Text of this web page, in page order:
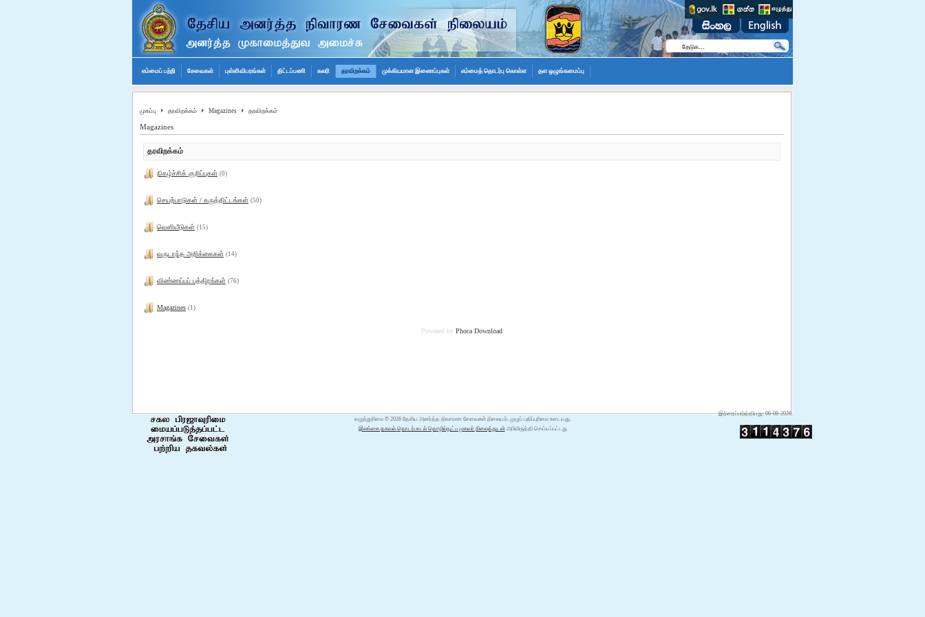
எம்மைப் பற்றி சேவைகள் புள்ளிவிபரங்கள் திட்டப்பணி கலரி தரவிறக்கம் முக்கியமான இணைப்புகள் எம்மைத் தொடர்பு கொள்ள தள ஒழுங்கமைப்பு
முகப்பு தரவிறக்கம் Magazines தரவிறக்கம்
Magazines
தரவிறக்கம்
நிகழ்ச்சிக் குறிப்புகள் (0)
செயற்பாடுகள் / கருத்திட்டங்கள் (50)
வெளியீடுகள் (15)
வருடாந்த அறிக்கைகள் (14)
விண்ணப்பப் பத்திரங்கள் (76)
Magazines (1)
Powered by Phoca Download
எழுத்துரிமை © 2026 தேசிய அனர்த்த நிவாரண சேவைகள் நிலையம். முழுப் பதிப்புரிமை உடையது.
இலங்கை தகவல் தொடர்பாடல் தொழில்நுட்ப முகவர் நிலைத்துடன்அபிவிருத்தி செய்யப்பட்டது
இற்றைப்படுத்தியது: 06-08-2026.